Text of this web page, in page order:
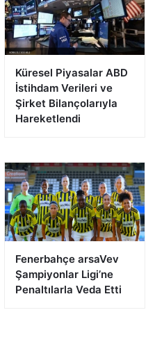
Küresel Piyasalar ABD
İstihdam Verileri ve
Şirket Bilançolarıyla
Hareketlendi
Fenerbahçe arsaVev
Şampiyonlar Ligi’ne
Penaltılarla Veda Etti